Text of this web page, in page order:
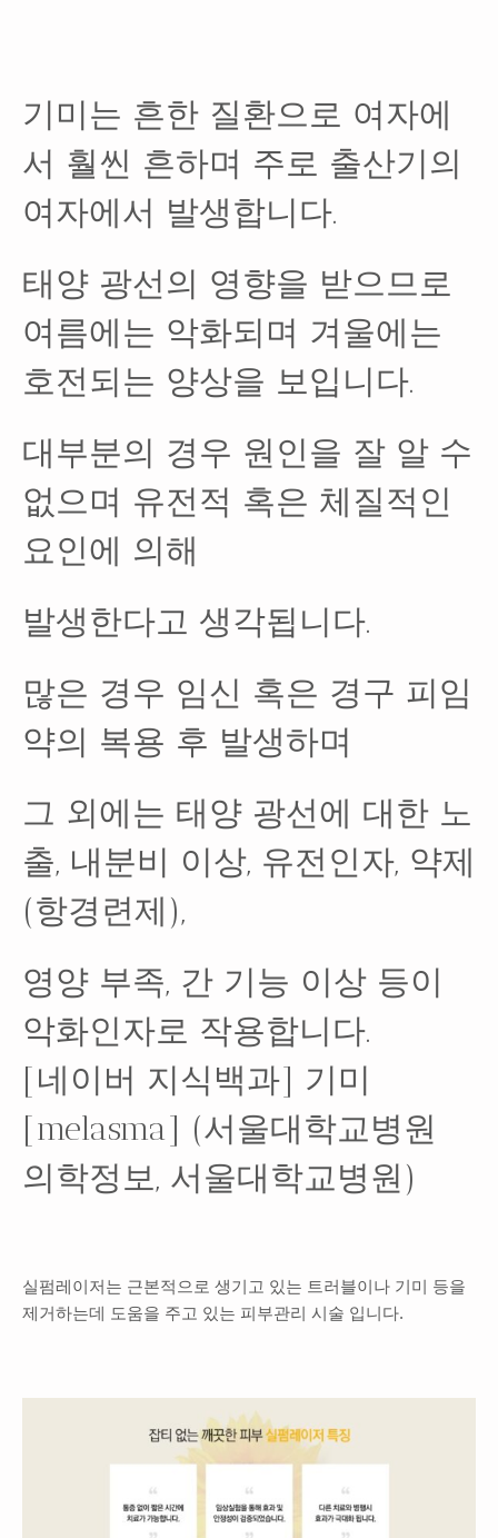
기미는 흔한 질환으로 여자에
서 훨씬 흔하며 주로 출산기의
여자에서 발생합니다.
태양 광선의 영향을 받으므로
여름에는 악화되며 겨울에는
호전되는 양상을 보입니다.
대부분의 경우 원인을 잘 알 수
없으며 유전적 혹은 체질적인
요인에 의해
발생한다고 생각됩니다.
많은 경우 임신 혹은 경구 피임
약의 복용 후 발생하며
그 외에는 태양 광선에 대한 노
출, 내분비 이상, 유전인자, 약제
(항경련제),
영양 부족, 간 기능 이상 등이
악화인자로 작용합니다.
[네이버 지식백과] 기미
[melasma] (서울대학교병원
의학정보, 서울대학교병원)
실펌레이저는 근본적으로 생기고 있는 트러블이나 기미 등을
제거하는데 도움을 주고 있는 피부관리 시술 입니다.